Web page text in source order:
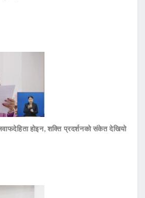
होइन, शक्ति प्रदर्शनको संकेत देखियो